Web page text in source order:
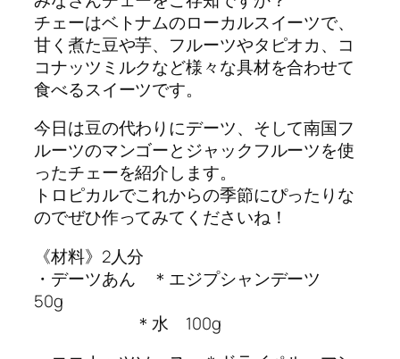
チェーはベトナムのローカルスイーツで、
甘く煮た豆や芋、フルーツやタピオカ、コ
コナッツミルクなど様々な具材を合わせて
食べるスイーツです。
今日は豆の代わりにデーツ、そして南国フ
ルーツのマンゴーとジャックフルーツを使
ったチェーを紹介します。
トロピカルでこれからの季節にぴったりな
のでぜひ作ってみてくださいね！
《材料》2人分
・デーツあん ＊エジプシャンデーツ
50g
＊水 100g